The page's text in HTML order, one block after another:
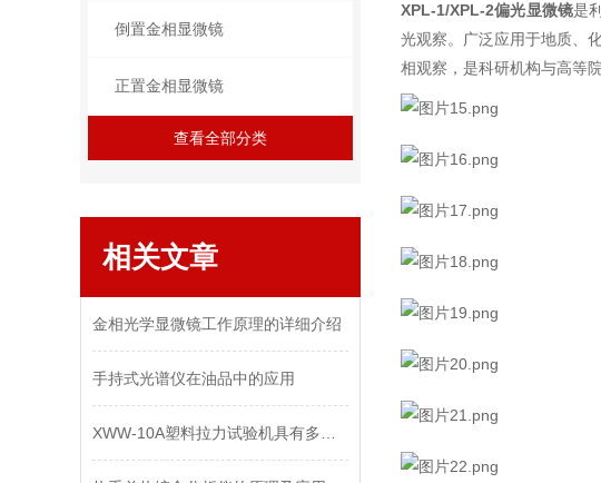
倒置金相显微镜
正置金相显微镜
查看全部分类
相关文章
金相光学显微镜工作原理的详细介绍
手持式光谱仪在油品中的应用
XPL-1/XPL-2偏光显微镜是
光观察。广泛应用于地质、
相观察，是科研机构与高等